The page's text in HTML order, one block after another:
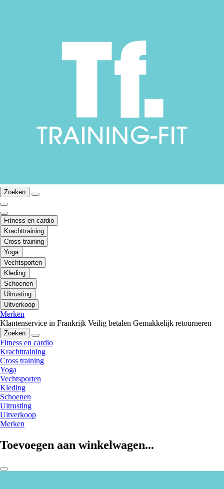
Zoeken
Fitness en cardio
Krachttraining
Cross training
Yoga
Vechtsporten
Kleding
Schoenen
Uitrusting
Uitverkoop
Merken
Klantenservice in Frankrijk Veilig betalen Gemakkelijk retourneren
Zoeken
Fitness en cardio
Krachttraining
Cross training
Yoga
Vechtsporten
Kleding
Schoenen
Uitrusting
Uitverkoop
Merken
Toevoegen aan winkelwagen...